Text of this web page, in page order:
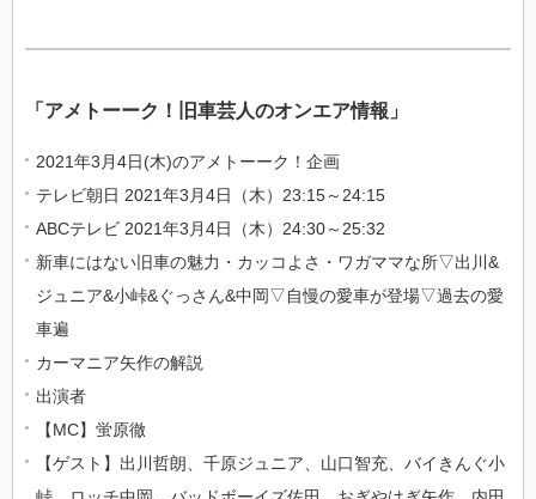
「アメトーーク！旧車芸人のオンエア情報」
2021年3月4日(木)のアメトーーク！企画
テレビ朝日 2021年3月4日（木）23:15～24:15
ABCテレビ 2021年3月4日（木）24:30～25:32
新車にはない旧車の魅力・カッコよさ・ワガママな所▽出川&
ジュニア&小峠&ぐっさん&中岡▽自慢の愛車が登場▽過去の愛
車遍
カーマニア矢作の解説
出演者
【MC】蛍原徹
【ゲスト】出川哲朗、千原ジュニア、山口智充、バイきんぐ小